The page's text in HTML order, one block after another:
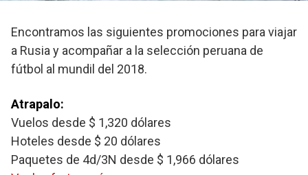
Encontramos las siguientes promociones para viajar
a Rusia y acompañar a la selección peruana de
fútbol al mundil del 2018.
Atrapalo:
Vuelos desde $ 1,320 dólares
Hoteles desde $ 20 dólares
Paquetes de 4d/3N desde $ 1,966 dólares